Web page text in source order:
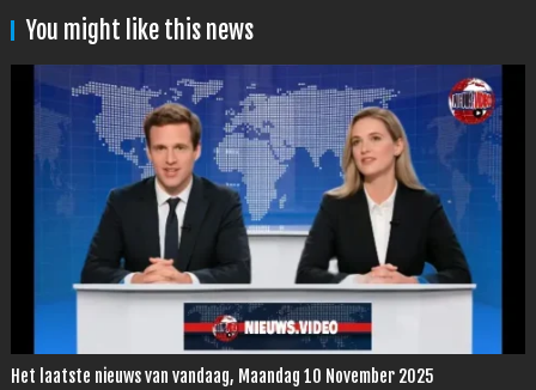
You might like this news
Het laatste nieuws van vandaag, Maandag 10 November 2025